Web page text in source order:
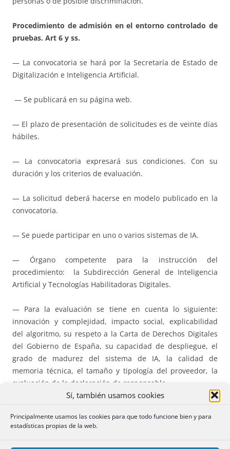
Sí, también usamos cookies
Principalmente usamos las cookies para que todo funcione bien y para
estadísticas propias de la web.
Procedimiento de admisión en el entorno controlado de
pruebas. Art 6 y ss.
— La convocatoria se hará por la Secretaría de Estado de
Digitalización e Inteligencia Artificial.
— Se publicará en su página web.
— El plazo de presentación de solicitudes es de veinte días
hábiles.
— La convocatoria expresará sus condiciones. Con su
duración y los criterios de evaluación.
— La solicitud deberá hacerse en modelo publicado en la
convocatoria.
— Se puede participar en uno o varios sistemas de IA.
— Órgano competente para la instrucción del
procedimiento: la Subdirección General de Inteligencia
Artificial y Tecnologías Habilitadoras Digitales.
— Para la evaluación se tiene en cuenta lo siguiente:
innovación y complejidad, impacto social, explicabilidad
del algoritmo, su respeto a la Carta de Derechos Digitales
del Gobierno de España, su capacidad de despliegue, el
grado de madurez del sistema de IA, la calidad de
memoria técnica, el tamaño y tipología del proveedor, la
evaluación de la declaración de responsable.
normas de la LPA, Ley 39/2015. Se pueden hacer
alegaciones en el plazo de 10 días hábiles.